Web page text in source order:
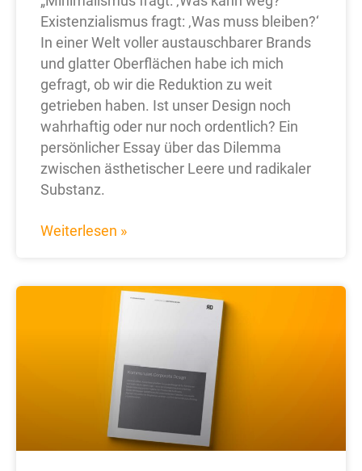
Existenzialismus fragt: ‚Was muss bleiben?‘
In einer Welt voller austauschbarer Brands
und glatter Oberflächen habe ich mich
gefragt, ob wir die Reduktion zu weit
getrieben haben. Ist unser Design noch
wahrhaftig oder nur noch ordentlich? Ein
persönlicher Essay über das Dilemma
zwischen ästhetischer Leere und radikaler
Substanz.
Weiterlesen »